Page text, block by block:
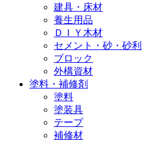
建具・床材
養生用品
ＤＩＹ木材
セメント・砂・砂利
ブロック
外構資材
塗料・補修剤
塗料
塗装具
テープ
補修材